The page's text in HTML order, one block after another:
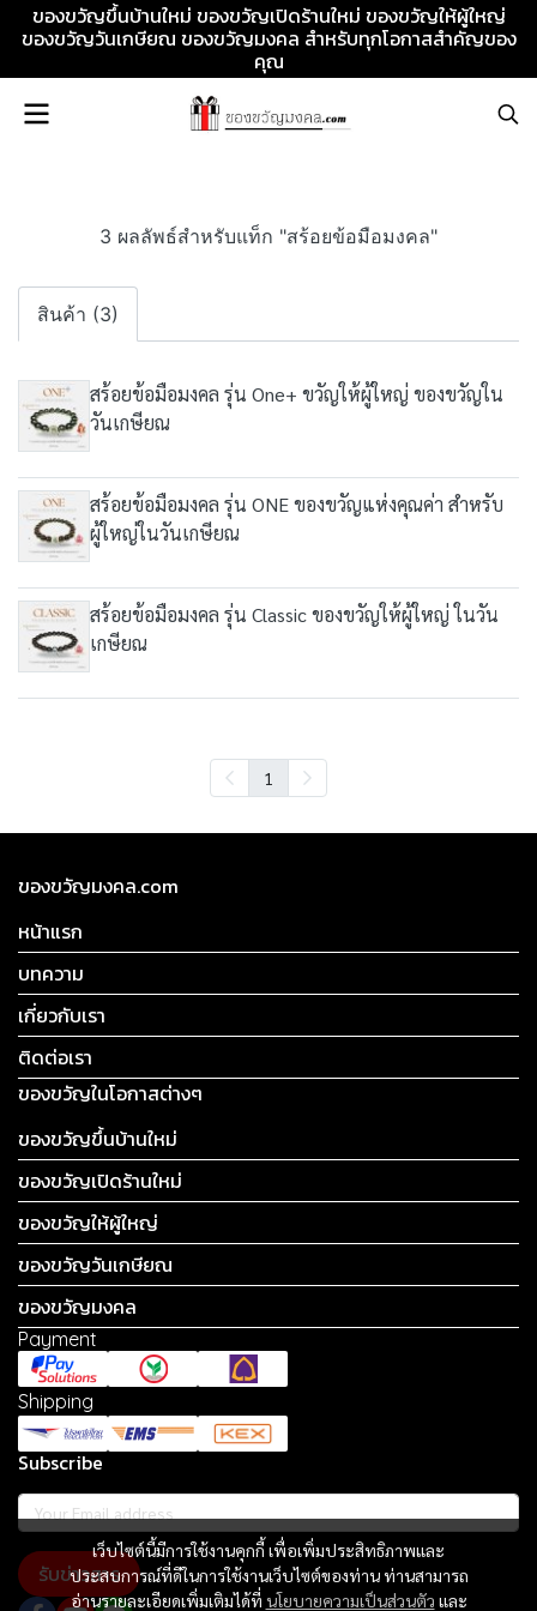
ของขวัญขึ้นบ้านใหม่ ของขวัญเปิดร้านใหม่ ของขวัญให้ผู้ใหญ่
ของขวัญวันเกษียณ ของขวัญมงคล สำหรับทุกโอกาสสำคัญของ
คุณ
3 ผลลัพธ์สำหรับแท็ก "สร้อยข้อมือมงคล"
สินค้า (3)
สร้อยข้อมือมงคล รุ่น One+ ขวัญให้ผู้ใหญ่ ของขวัญใน
วันเกษียณ
สร้อยข้อมือมงคล รุ่น ONE ของขวัญแห่งคุณค่า สำหรับ
ผู้ใหญ่ในวันเกษียณ
สร้อยข้อมือมงคล รุ่น Classic ของขวัญให้ผู้ใหญ่ ในวัน
เกษียณ
1
เว็บไซต์นี้มีการใช้งานคุกกี้ เพื่อเพิ่มประสิทธิภาพและ
ประสบการณ์ที่ดีในการใช้งานเว็บไซต์ของท่าน ท่านสามารถ
อ่านรายละเอียดเพิ่มเติมได้ที่ นโยบายความเป็นส่วนตัว และ
ของขวัญมงคล.com
หน้าแรก
บทความ
เกี่ยวกับเรา
ติดต่อเรา
ของขวัญในโอกาสต่างๆ
ของขวัญขึ้นบ้านใหม่
ของขวัญเปิดร้านใหม่
ของขวัญให้ผู้ใหญ่
ของขวัญวันเกษียณ
ของขวัญมงคล
Payment
Shipping
Subscribe
รับข่าวสาร